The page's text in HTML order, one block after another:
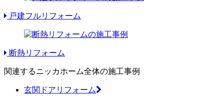
戸建フルリフォーム
断熱リフォーム
関連するニッカホーム全体の施工事例
玄関ドアリフォーム